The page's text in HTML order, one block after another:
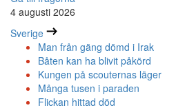
4 augusti 2026
Sverige
Man från gäng dömd i Irak
Båten kan ha blivit påkörd
Kungen på scouternas läger
Många tusen i paraden
Flickan hittad död